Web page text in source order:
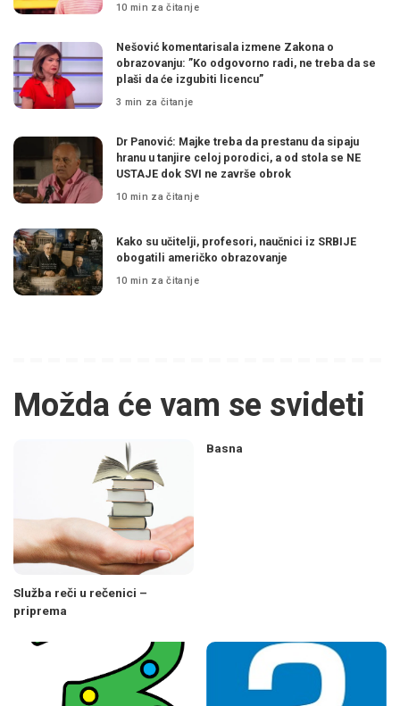
10 min za čitanje
Nešović komentarisala izmene Zakona o
obrazovanju: ”Ko odgovorno radi, ne treba da se
plaši da će izgubiti licencu”
3 min za čitanje
Dr Panović: Majke treba da prestanu da sipaju
hranu u tanjire celoj porodici, a od stola se NE
USTAJE dok SVI ne završe obrok
10 min za čitanje
Kako su učitelji, profesori, naučnici iz SRBIJE
obogatili američko obrazovanje
10 min za čitanje
Možda će vam se svideti
Služba reči u rečenici –
priprema
Basna